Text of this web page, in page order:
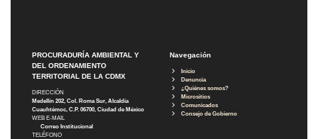
PROCURADURÍA AMBIENTAL Y
DEL ORDENAMIENTO
TERRITORIAL DE LA CDMX
DIRECCIÓN
Medellín 202, Col. Roma Sur, Alcaldía
Cuauhtémoc, C.P. 06700, Ciudad de México
WEB E-MAIL
Correo Institucional
TELÉFONO
Navegación
Inicio
Denuncia
¿Quiénes somos?
Micrositios
Comunicados
Consejo de Gobierno